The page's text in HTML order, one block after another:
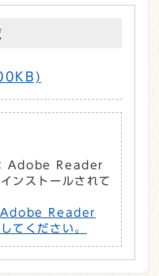
Adobe Reader
ンストールされて
Adobe Reader
てください。